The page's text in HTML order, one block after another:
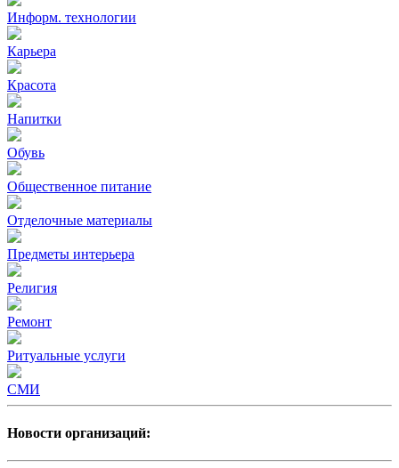
Информ. технологии
Карьера
Красота
Напитки
Обувь
Общественное питание
Отделочные материалы
Предметы интерьера
Религия
Ремонт
Ритуальные услуги
СМИ
Новости организаций: